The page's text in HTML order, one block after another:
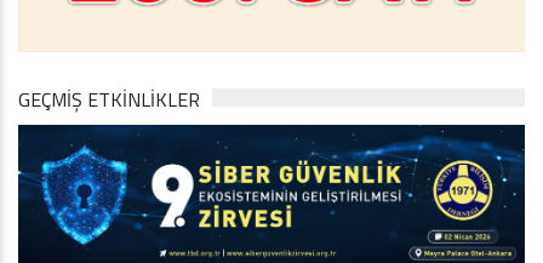
GEÇMİŞ ETKİNLİKLER